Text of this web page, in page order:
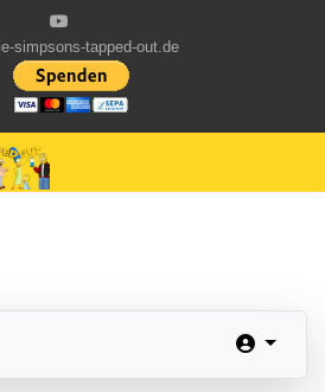
simpsons-tapped-out.de